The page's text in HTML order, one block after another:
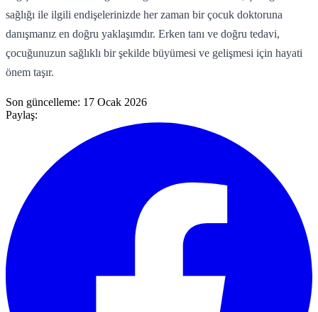
sağlığı ile ilgili endişelerinizde her zaman bir çocuk doktoruna
danışmanız en doğru yaklaşımdır. Erken tanı ve doğru tedavi,
çocuğunuzun sağlıklı bir şekilde büyümesi ve gelişmesi için hayati
önem taşır.
Son güncelleme: 17 Ocak 2026
Paylaş: